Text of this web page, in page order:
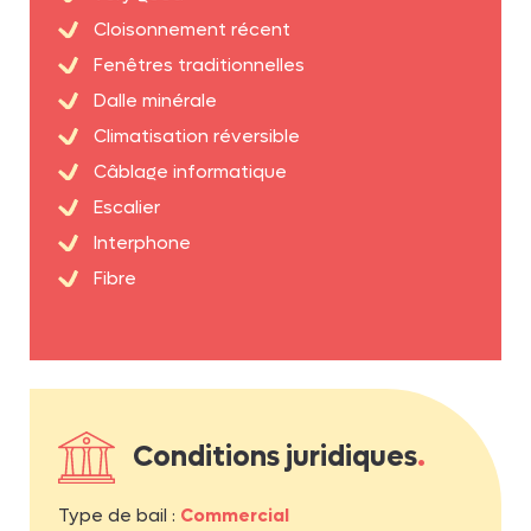
Cloisonnement récent
Fenêtres traditionnelles
Dalle minérale
Climatisation réversible
Câblage informatique
Escalier
Interphone
Fibre
Conditions juridiques.
Type de bail : Commercial